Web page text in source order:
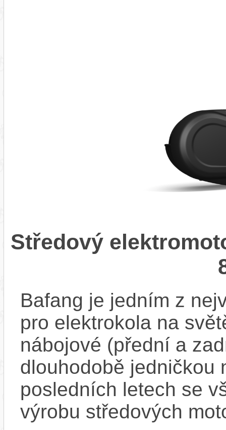
Středový
Bafang je jedním z
pro elektrokola na
nábojové (přední a
dlouhodobě jedničkou
posledních letech se
výrobu středových